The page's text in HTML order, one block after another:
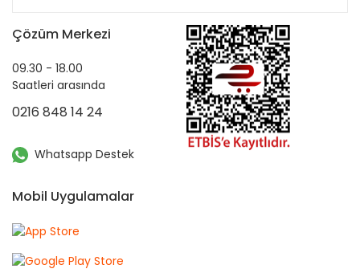
Çözüm Merkezi
09.30 - 18.00
Saatleri arasında
0216 848 14 24
Whatsapp Destek
Mobil Uygulamalar